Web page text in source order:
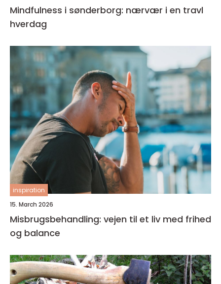
Mindfulness i sønderborg: nærvær i en travl
hverdag
inspiration
15. March 2026
Misbrugsbehandling: vejen til et liv med frihed
og balance